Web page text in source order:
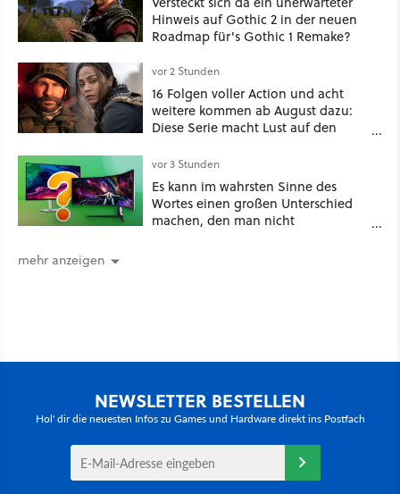
Hinweis auf Gothic 2 in der neuen
Roadmap für's Gothic 1 Remake?
vor 2 Stunden
16 Folgen voller Action und acht
weitere kommen ab August dazu:
Diese Serie macht Lust auf den
vor 3 Stunden
Es kann im wahrsten Sinne des
Wortes einen großen Unterschied
machen, den man nicht
mehr anzeigen
NEWSLETTER BESTELLEN
Hol' dir die neuesten Infos zu Games und Hardware direkt ins Postfach